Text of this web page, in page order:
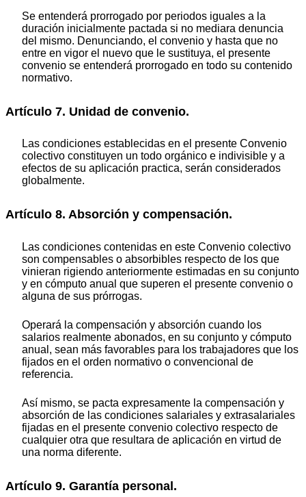
Se entenderá prorrogado por periodos iguales a la
duración inicialmente pactada si no mediara denuncia
del mismo. Denunciando, el convenio y hasta que no
entre en vigor el nuevo que le sustituya, el presente
convenio se entenderá prorrogado en todo su contenido
normativo.
Artículo 7. Unidad de convenio.
Las condiciones establecidas en el presente Convenio
colectivo constituyen un todo orgánico e indivisible y a
efectos de su aplicación practica, serán considerados
globalmente.
Artículo 8. Absorción y compensación.
Las condiciones contenidas en este Convenio colectivo
son compensables o absorbibles respecto de los que
vinieran rigiendo anteriormente estimadas en su conjunto
y en cómputo anual que superen el presente convenio o
alguna de sus prórrogas.
Operará la compensación y absorción cuando los
salarios realmente abonados, en su conjunto y cómputo
anual, sean más favorables para los trabajadores que los
fijados en el orden normativo o convencional de
referencia.
Así mismo, se pacta expresamente la compensación y
absorción de las condiciones salariales y extrasalariales
fijadas en el presente convenio colectivo respecto de
cualquier otra que resultara de aplicación en virtud de
una norma diferente.
Artículo 9. Garantía personal.